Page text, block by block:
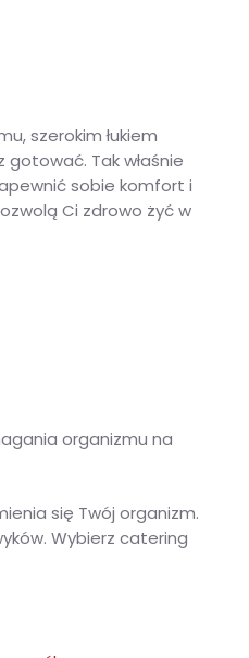
szerokim łukiem
Tak właśnie
sobie komfort i
Ci zdrowo żyć w
organizmu na
się Twój organizm.
Wybierz catering